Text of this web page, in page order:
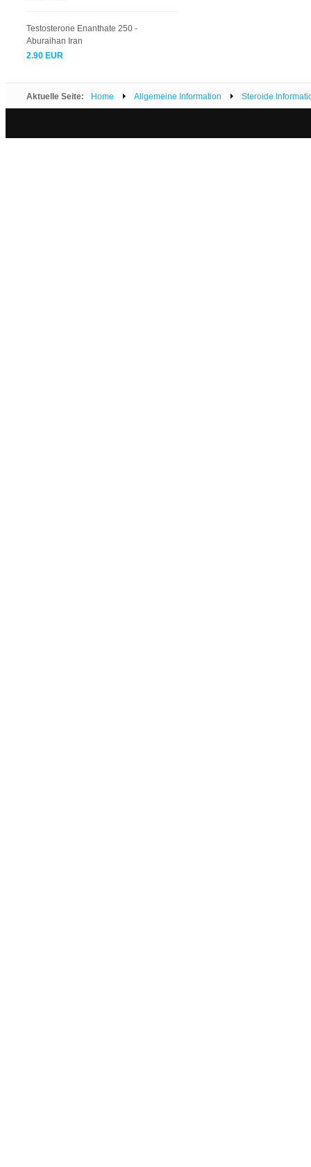
Testosterone Enanthate 250 -
Aburaihan Iran
2.90 EUR
Aktuelle Seite: Home Allgemeine Information Steroide